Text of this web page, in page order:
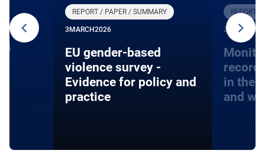
REPORT / PAPER / SUMMARY
3 MARCH2026
EU gender-based
violence survey -
Evidence for policy and
practice
REPORT /
27 JANUARY
in the
and